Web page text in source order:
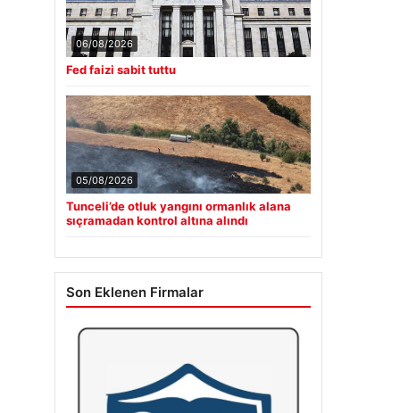
06/08/2026
Fed faizi sabit tuttu
05/08/2026
Tunceli’de otluk yangını ormanlık alana
sıçramadan kontrol altına alındı
Son Eklenen Firmalar